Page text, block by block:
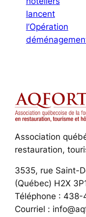
lancent
l’Opération
Association
restauration,
3535, rue Saint-
(Québec) H2X
Téléphone :
Courriel :